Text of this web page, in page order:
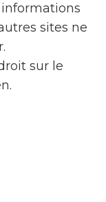
informations
sites ne
sur le